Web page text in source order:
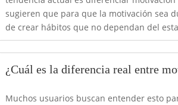
sugieren que para que la motivación sea
de crear hábitos que no dependan del
¿Cuál es la diferencia real entre
Muchos usuarios buscan entender esto